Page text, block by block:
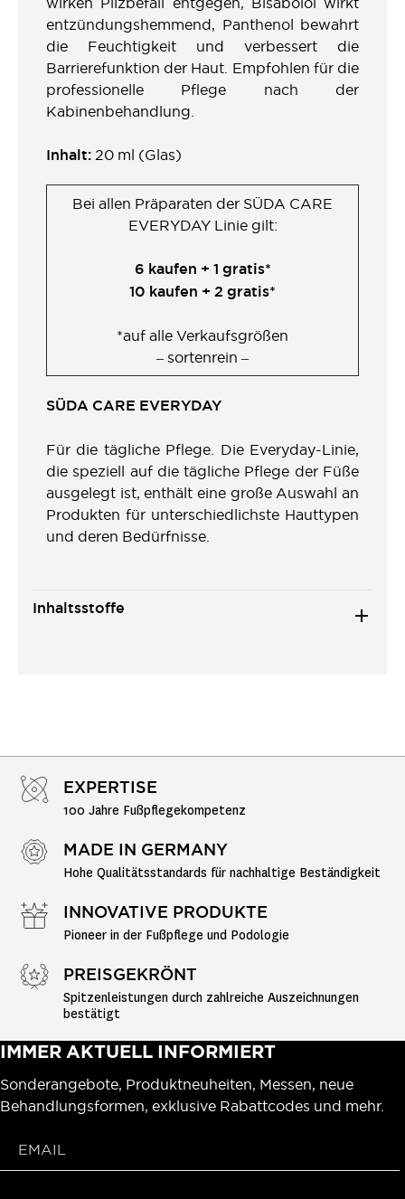
entzündungshemmend, Panthenol bewahrt
die Feuchtigkeit und verbessert die
Barrierefunktion der Haut. Empfohlen für die
professionelle Pflege nach der
Kabinenbehandlung.
Inhalt: 20 ml (Glas)
Bei allen Präparaten der SÜDA CARE
EVERYDAY Linie gilt:
6 kaufen + 1 gratis*
10 kaufen + 2 gratis*
*auf alle Verkaufsgrößen
– sortenrein –
SÜDA CARE EVERYDAY
Für die tägliche Pflege. Die Everyday-Linie,
die speziell auf die tägliche Pflege der Füße
ausgelegt ist, enthält eine große Auswahl an
Produkten für unterschiedlichste Hauttypen
und deren Bedürfnisse.
Inhaltsstoffe
EXPERTISE
100 Jahre Fußpflegekompetenz
MADE IN GERMANY
Hohe Qualitätsstandards für nachhaltige Beständigkeit
INNOVATIVE PRODUKTE
Pioneer in der Fußpflege und Podologie
PREISGEKRÖNT
Spitzenleistungen durch zahlreiche Auszeichnungen
bestätigt
IMMER AKTUELL INFORMIERT
Sonderangebote, Produktneuheiten, Messen, neue
Behandlungsformen, exklusive Rabattcodes und mehr.